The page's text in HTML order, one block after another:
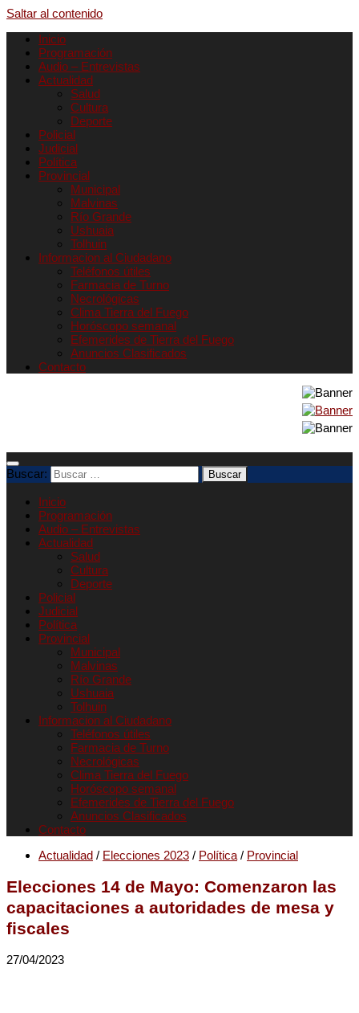
Saltar al contenido
Inicio
Programación
Audio – Entrevistas
Actualidad
Salud
Cultura
Deporte
Policial
Judicial
Política
Provincial
Municipal
Malvinas
Río Grande
Ushuaia
Tolhuin
Informacion al Ciudadano
Teléfonos útiles
Farmacia de Turno
Necrológicas
Clima Tierra del Fuego
Horóscopo semanal
Efemerides de Tierra del Fuego
Anuncios Clasificados
Contacto
Buscar:
Inicio
Programación
Audio – Entrevistas
Actualidad
Salud
Cultura
Deporte
Policial
Judicial
Política
Provincial
Municipal
Malvinas
Río Grande
Ushuaia
Tolhuin
Informacion al Ciudadano
Teléfonos útiles
Farmacia de Turno
Necrológicas
Clima Tierra del Fuego
Horóscopo semanal
Efemerides de Tierra del Fuego
Anuncios Clasificados
Contacto
Actualidad / Elecciones 2023 / Política / Provincial
Elecciones 14 de Mayo: Comenzaron las
capacitaciones a autoridades de mesa y
fiscales
27/04/2023